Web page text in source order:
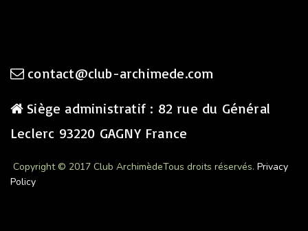
contact@club-archimede.com
Siège administratif : 82 rue du Général
Leclerc 93220 GAGNY France
Copyright © 2017 Club ArchimèdeTous droits réservés. Privacy
Policy